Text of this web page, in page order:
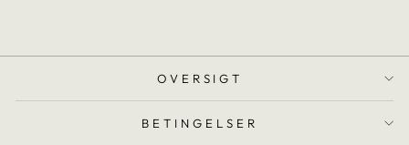
OVERSIGT
BETINGELSER